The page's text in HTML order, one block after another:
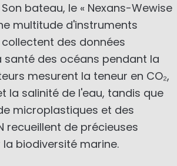
bateau, le « Nexans-Wewise
multitude d'instruments
des données
santé des océans pendant la
mesurent la teneur en CO₂,
la salinité de l'eau, tandis que
microplastiques et des
recueillent de précieuses
biodiversité marine.